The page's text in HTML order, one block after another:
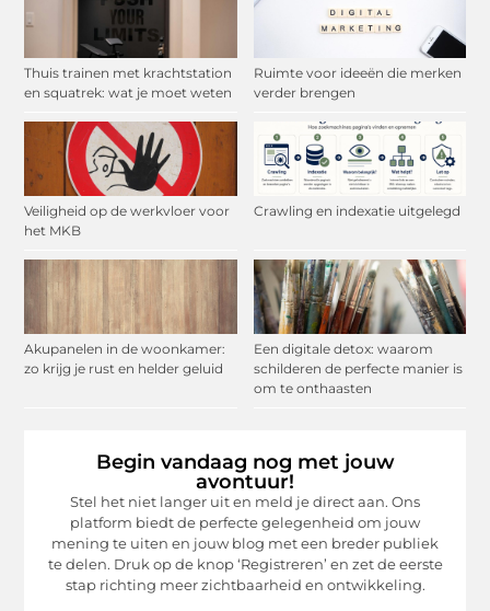
Thuis trainen met krachtstation
en squatrek: wat je moet weten
Ruimte voor ideeën die merken
verder brengen
Veiligheid op de werkvloer voor
het MKB
Crawling en indexatie uitgelegd
Akupanelen in de woonkamer:
zo krijg je rust en helder geluid
Een digitale detox: waarom
schilderen de perfecte manier is
om te onthaasten
Begin vandaag nog met jouw
avontuur!
Stel het niet langer uit en meld je direct aan. Ons
platform biedt de perfecte gelegenheid om jouw
mening te uiten en jouw blog met een breder publiek
te delen. Druk op de knop ‘Registreren’ en zet de eerste
stap richting meer zichtbaarheid en ontwikkeling.